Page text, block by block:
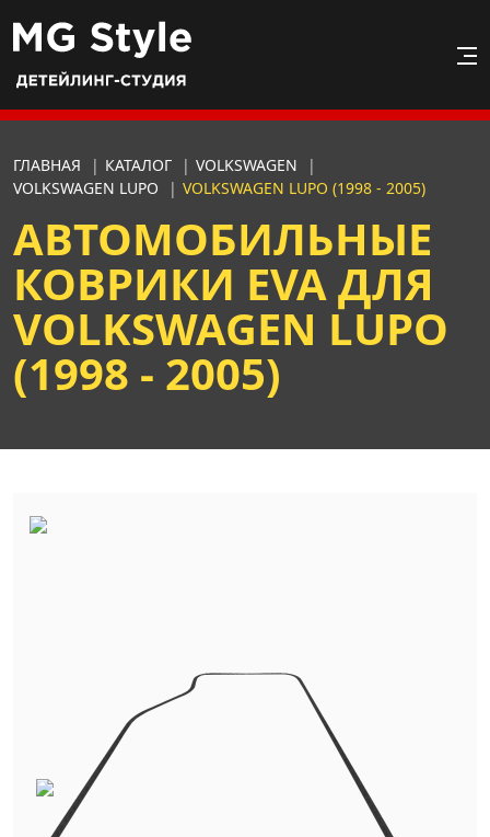
ГЛАВНАЯ | КАТАЛОГ | VOLKSWAGEN
|
VOLKSWAGEN LUPO
| VOLKSWAGEN LUPO (1998 - 2005)
АВТОМОБИЛЬНЫЕ
КОВРИКИ EVA ДЛЯ
VOLKSWAGEN LUPO
(1998 - 2005)